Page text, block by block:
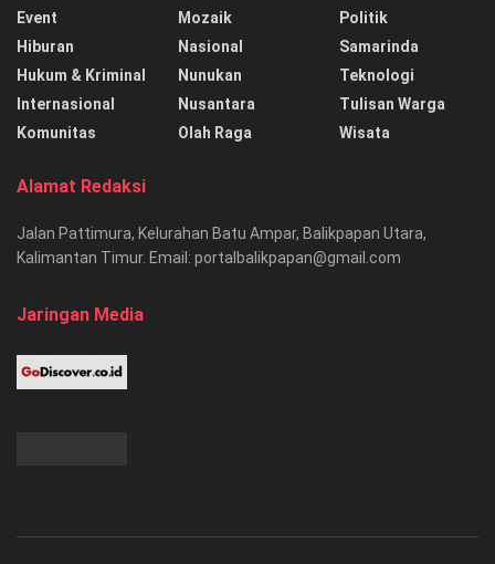
Event
Hiburan
Hukum & Kriminal
Internasional
Komunitas
Mozaik
Nasional
Nunukan
Nusantara
Olah Raga
Politik
Samarinda
Teknologi
Tulisan Warga
Wisata
Alamat Redaksi
Jalan Pattimura, Kelurahan Batu Ampar, Balikpapan Utara,
Kalimantan Timur. Email: portalbalikpapan@gmail.com
Jaringan Media